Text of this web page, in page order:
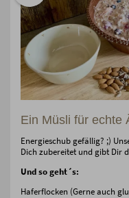
Ein Müsli für echte
Energieschub gefällig? ;)
Dich zubereitet und gibt Dir
Und so geht´s:
Haferflocken (Gerne auch